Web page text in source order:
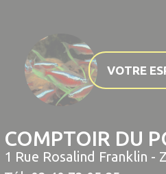
VOTRE
COMPTOIR DU
1 Rue Rosalind Franklin -